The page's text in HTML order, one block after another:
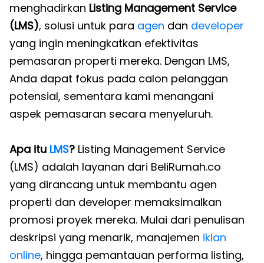
menghadirkan Listing Management Service
(LMS), solusi untuk para agen dan developer
yang ingin meningkatkan efektivitas
pemasaran properti mereka. Dengan LMS,
Anda dapat fokus pada calon pelanggan
potensial, sementara kami menangani
aspek pemasaran secara menyeluruh.
Apa itu LMS? Listing Management Service
(LMS) adalah layanan dari BeliRumah.co
yang dirancang untuk membantu agen
properti dan developer memaksimalkan
promosi proyek mereka. Mulai dari penulisan
deskripsi yang menarik, manajemen iklan
online, hingga pemantauan performa listing,